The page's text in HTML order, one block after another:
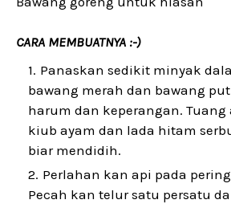
CARA MEMBUATNYA :-)
Panaskan sedikit minyak
bawang merah dan bawang
harum dan keperangan.
kiub ayam dan lada hitam
biar mendidih.
Perlahan kan api pada
Pecah kan telur satu persatu